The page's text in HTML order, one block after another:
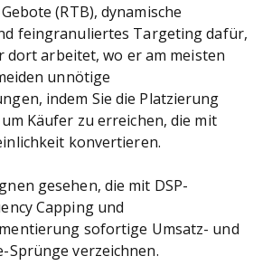
(RTB), dynamische
feingranuliertes Targeting dafür,
dort arbeitet, wo er am meisten
unnötige
indem Sie die Platzierung
Käufer zu erreichen, die mit
konvertieren.
gesehen, die mit DSP-
Capping und
sofortige Umsatz- und
Sprünge verzeichnen.